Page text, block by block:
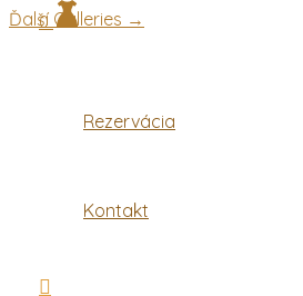
0
Rezervácia
Kontakt
Ďalší Galleries →